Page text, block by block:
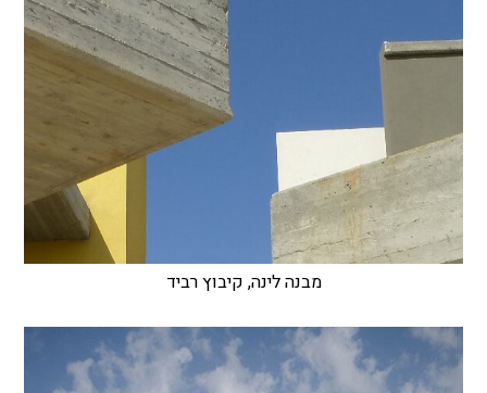
מבנה לינה, קיבוץ רביד